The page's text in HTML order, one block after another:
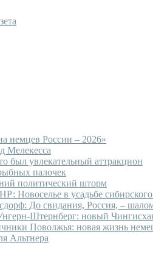
немцев России – 2026»
Мелекесса
был увлекательный аттракцион
палочек
политический шторм
Новоселье в усадьбе
До свидания, Россия, –
Штернберг: новый
Поволжья: новая жизнь
Альтнера